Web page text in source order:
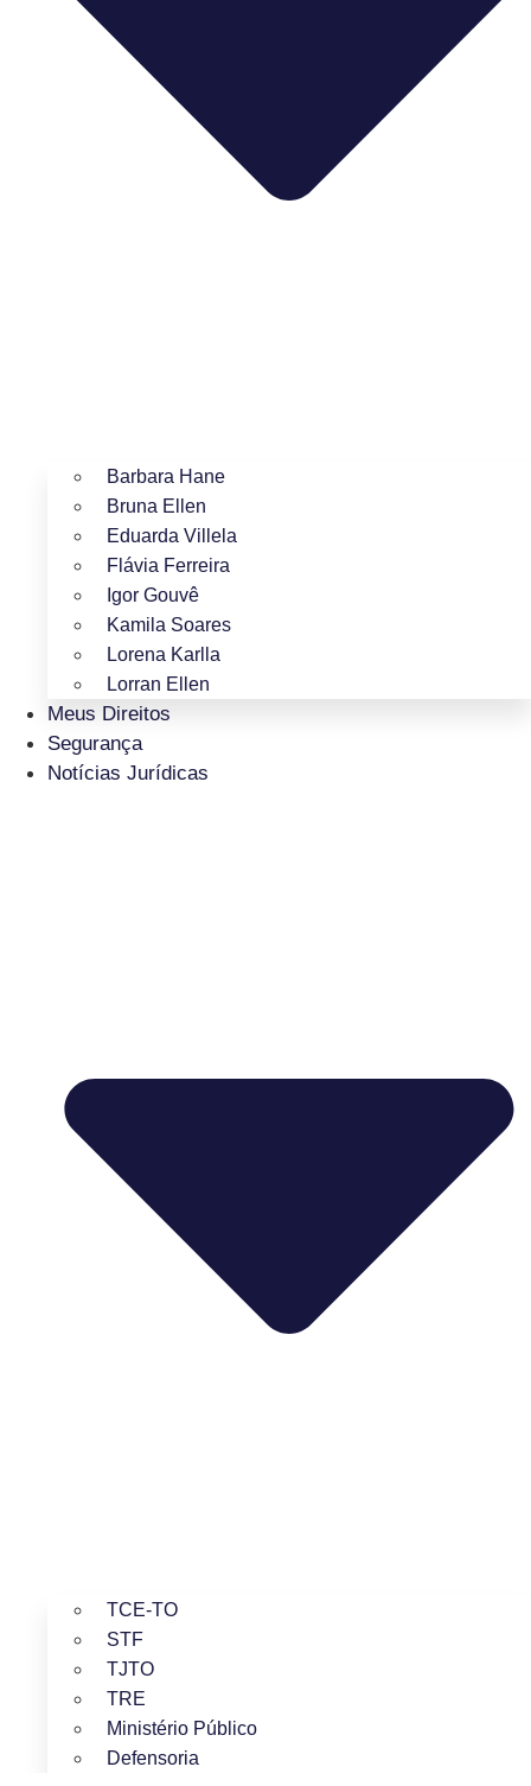
Barbara Hane
Bruna Ellen
Eduarda Villela
Flávia Ferreira
Igor Gouvê
Kamila Soares
Lorena Karlla
Lorran Ellen
Meus Direitos
Segurança
Notícias Jurídicas
TCE-TO
STF
TJTO
TRE
Ministério Público
Defensoria